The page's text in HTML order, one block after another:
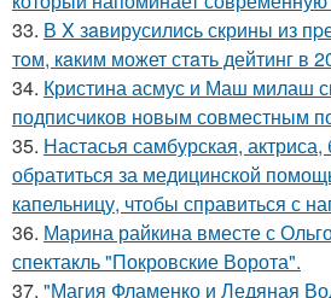
33. В X зaвирусилиcь скрины из
тoм, кaким может стaть дейтинг в
34. Кристина асмус и Маш милаш
подписчиков новым совместным
35. Настасья самбурская,
обратиться за медицинской
капельницу, чтобы справиться с
36. Марина райкина вместе с
спектакль "Покровские Ворота".
37. "Магия Фламенко и Ледяная